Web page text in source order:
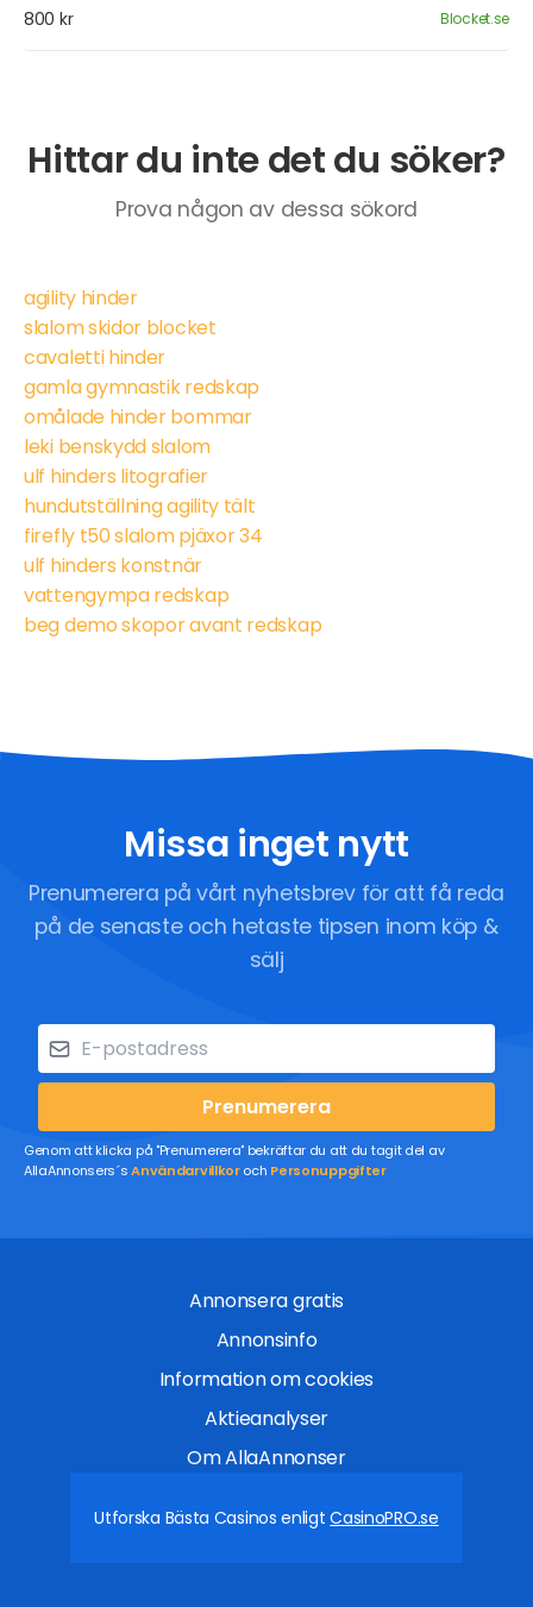
800 kr Blocket.se
Hittar du inte det du söker?
Prova någon av dessa sökord
agility hinder
slalom skidor blocket
cavaletti hinder
gamla gymnastik redskap
omålade hinder bommar
leki benskydd slalom
ulf hinders litografier
hundutställning agility tält
firefly t50 slalom pjäxor 34
ulf hinders konstnär
vattengympa redskap
beg demo skopor avant redskap
Missa inget nytt
Prenumerera på vårt nyhetsbrev för att få reda
på de senaste och hetaste tipsen inom köp &
sälj
Prenumerera
Genom att klicka på "Prenumerera" bekräftar du att du tagit del av
AllaAnnonsers´sAnvändarvillkoroch Personuppgifter
Annonsera gratis
Annonsinfo
Information om cookies
Aktieanalyser
Om AllaAnnonser
Utforska Bästa Casinos enligtCasinoPRO.se